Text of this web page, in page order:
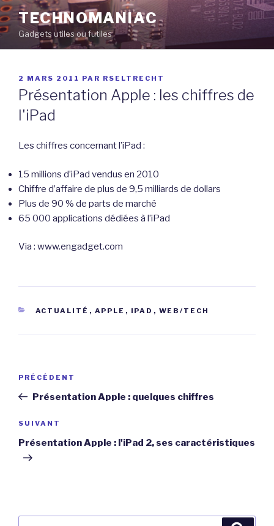
Aller
au
contenu
principal
TECHNOMANIAC
Gadgets utiles ou futiles
PUBLIÉ
LE
2 MARS 2011 PAR RSELTRECHT
Présentation Apple : les chiffres de
l'iPad
Les chiffres concernant l’iPad :
15 millions d’iPad vendus en 2010
Chiffre d’affaire de plus de 9,5 milliards de dollars
Plus de 90 % de parts de marché
65 000 applications dédiées à l’iPad
Via : www.engadget.com
CATÉGORIES
ACTUALITÉ , APPLE , IPAD , WEB/TECH
Navigation
l’article
Article
précédent
PRÉCÉDENT
Présentation Apple : quelques chiffres
Article
suivant
SUIVANT
Présentation Apple : l'iPad 2, ses caractéristiques